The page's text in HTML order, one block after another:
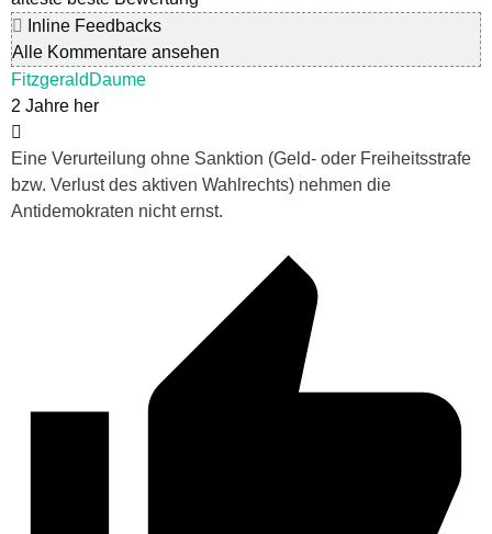
Inline Feedbacks
Alle Kommentare ansehen
FitzgeraldDaume
2 Jahre her
Eine Verurteilung ohne Sanktion (Geld- oder Freiheitsstrafe
bzw. Verlust des aktiven Wahlrechts) nehmen die
Antidemokraten nicht ernst.